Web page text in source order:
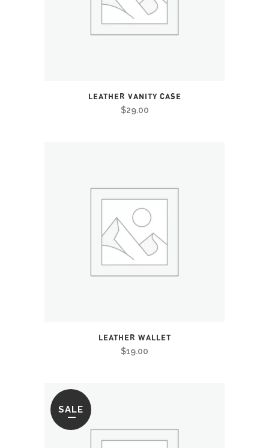
LEATHER VANITY CASE
$29.00
LEATHER WALLET
$19.00
SALE